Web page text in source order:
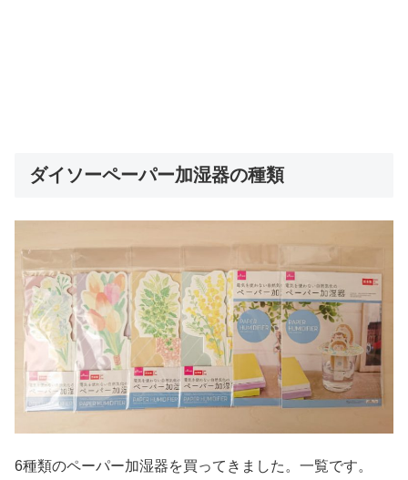
ダイソーペーパー加湿器の種類
6種類のペーパー加湿器を買ってきました。一覧です。